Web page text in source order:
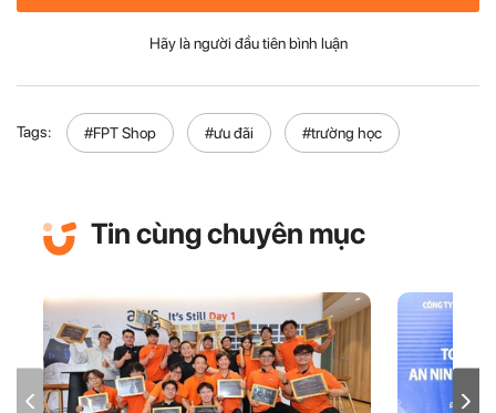
Hãy là người đầu tiên bình luận
Tags: #FPT Shop #ưu đãi #trường học
Tin cùng chuyên mục